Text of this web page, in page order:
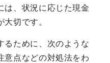
は、状況に応じた現金
切です。
るために、次のような
意点などの対処法をわ